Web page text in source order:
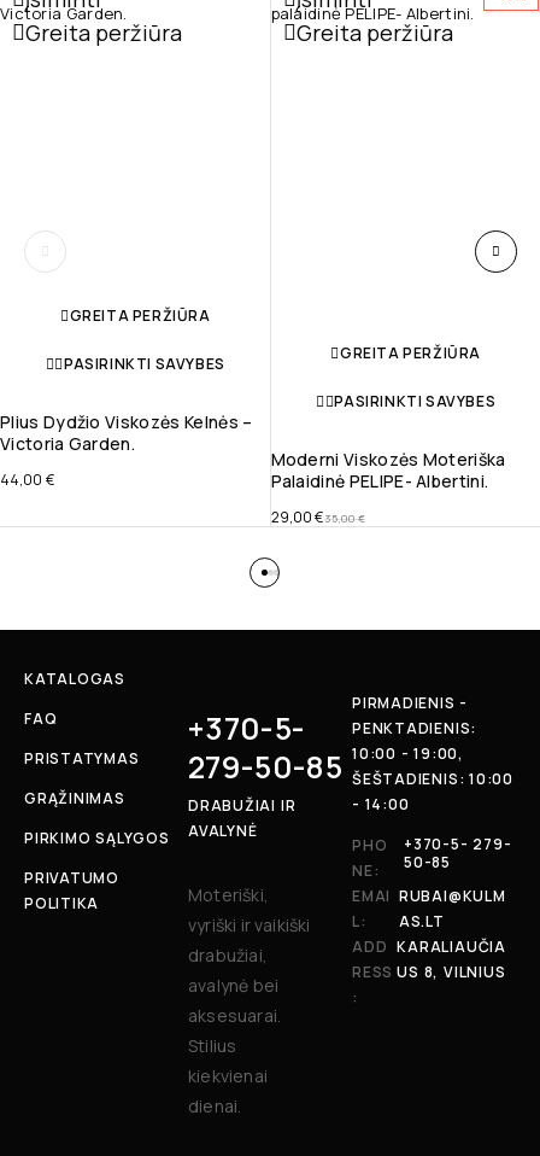
Greita peržiūra
GREITA PERŽIŪRA
PASIRINKTI SAVYBES
Plius Dydžio Viskozės Kelnės –
Victoria Garden.
44,00 €
Greita peržiūra
GREITA PERŽIŪRA
PASIRINKTI SAVYBES
Moderni Viskozės Moteriška
Palaidinė PELIPE- Albertini.
35,00€
29,00€
KATALOGAS
FAQ
PRISTATYMAS
GRĄŽINIMAS
PIRKIMO SĄLYGOS
PRIVATUMO
POLITIKA
+370-5-
279-50-85
DRABUŽIAI IR
AVALYNĖ
Moteriški,
vyriški ir vaikiški
drabužiai,
avalynė bei
aksesuarai.
Stilius
kiekvienai
dienai.
PIRMADIENIS -
PENKTADIENIS:
10:00 - 19:00,
ŠEŠTADIENIS: 10:00
- 14:00
PHO
NE:
+370-5- 279-
50-85
EMAI
L:
RUBAI@KULM
AS.LT
ADD
RESS
:
KARALIAUČIA
US 8, VILNIUS